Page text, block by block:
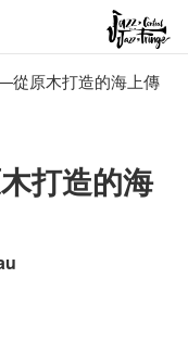
原木打造的海上傳
打造的海